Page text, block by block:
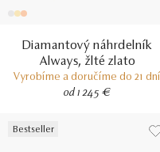
Diamantový náhrdelník
Always, žlté zlato
Vyrobíme a doručíme do 21 dní
od 1 245 €
Bestseller